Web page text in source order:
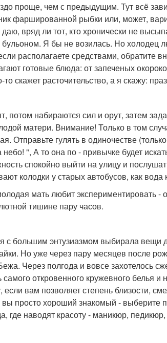
проще, чем с предыдущим. Тут всё
фаршированной рыбки или, может,
вряд ли тот, кто хронически не
бульоном. Я бы не возилась. Но холодец
располагаете средствами, обратите
готовые блюда: от запеченых
скажет расточительство, а я скажу:
потом набираются сил и орут, затем
матери. Внимание! Только в том
Отправьте гулять в одиночестве
", А то она по - привычке будет
спокойно выйти на улицу и
колодки у старых автобусов, как
мать любит экспериментировать -
тишине пару часов.
с большим энтузиазмом выбирала вещи
Но уже через пару месяцев после
Через полгода и вовсе захотелось
самого откровенного кружевного белья
вам позволяет степень близости,
вы просто хороший знакомый - выберите
где наводят красоту - маникюр,